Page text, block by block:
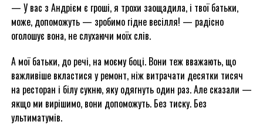
— У вас з Андрієм є гроші, я трохи заощадила, і твої батьки,
може, допоможуть — зробимо гідне весілля! — радісно
оголошує вона, не слухаючи моїх слів.
А мої батьки, до речі, на моєму боці. Вони теж вважають, що
важливіше вкластися у ремонт, ніж витрачати десятки тисяч
на ресторан і білу сукню, яку одягнуть один раз. Але сказали —
якщо ми вирішимо, вони допоможуть. Без тиску. Без
ультиматумів.